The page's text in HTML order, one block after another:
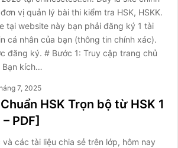
vị quản lý bài thi kiểm tra HSK, HSKK.
tại website này bạn phải đăng ký 1 tài
cá nhân của bạn (thông tin chính xác).
đăng ký. # Bước 1: Truy cập trang chủ
Bạn kích…
7, 2025
HSK Trọn bộ từ HSK 1
PDF]
các tài liệu chia sẻ trên lớp, hôm nay